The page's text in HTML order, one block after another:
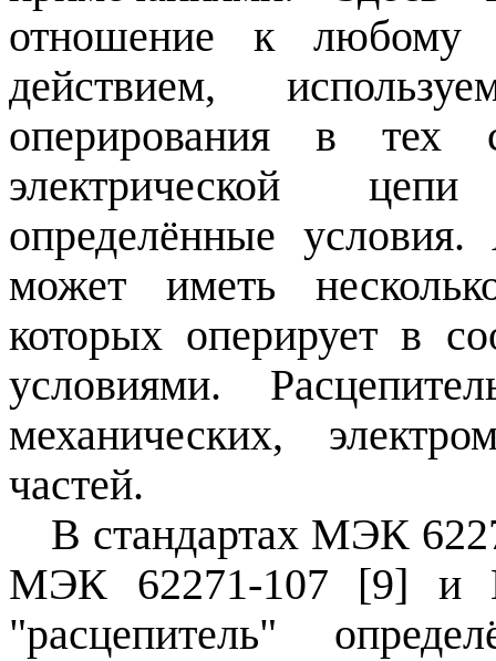
отношение к любому
действием,
оперирования в тех
электрической
определённые условия.
может иметь
которых оперирует в
условиями.
механических,
частей.
В стандартах МЭК
МЭК 62271‑107 [9] и
"расцепитель"